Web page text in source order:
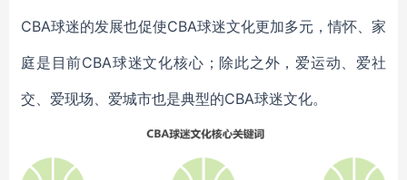
CBA球迷的发展也促使CBA球迷文化更加多元，情怀、家
庭是目前CBA球迷文化核心；除此之外，爱运动、爱社
交、爱现场、爱城市也是典型的CBA球迷文化。